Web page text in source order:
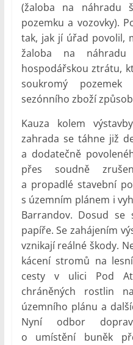
(žaloba na náhradu
pozemku a vozovky).
tak, jak jí úřad povolil,
žaloba na
hospodářskou ztrátu,
soukromý
sezónního zboží
Kauza kolem
zahrada se táhne již
a dodatečně
přes soudně
a propadlé stavební
s územním plánem i
Barrandov. Dosud se
papíře. Se zahájením
vznikají reálné škody.
kácení stromů na
cesty v ulici Pod
chráněných rostlin
územního plánu a
Nyní odbor
o umístění buněk